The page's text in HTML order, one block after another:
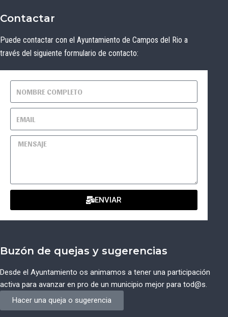
Contactar
Puede contactar con el Ayuntamiento de Campos del Rio a
través del siguiente formulario de contacto:
ENVIAR
Buzón de quejas y sugerencias
Desde el Ayuntamiento os animamos a tener una participación
activa para avanzar en pro de un municipio mejor para tod@s.
Hacer una queja o sugerencia